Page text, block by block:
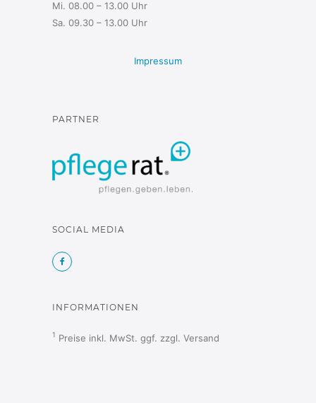
Mi. 08.00 – 13.00 Uhr
Sa. 09.30 – 13.00 Uhr
Impressum
PARTNER
SOCIAL MEDIA
INFORMATIONEN
1 Preise inkl. MwSt. ggf. zzgl. Versand